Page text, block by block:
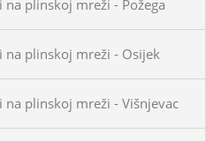
plinskoj mreži - Požega
plinskoj mreži - Osijek
plinskoj mreži - Višnjevac